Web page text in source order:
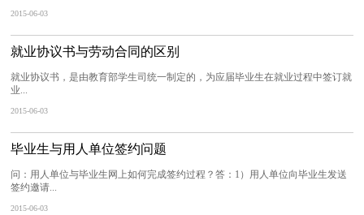
2015-06-03
就业协议书与劳动合同的区别
就业协议书，是由教育部学生司统一制定的，为应届毕业生在就业过程中签订就
业...
2015-06-03
毕业生与用人单位签约问题
问：用人单位与毕业生网上如何完成签约过程？答：1）用人单位向毕业生发送
签约邀请...
2015-06-03